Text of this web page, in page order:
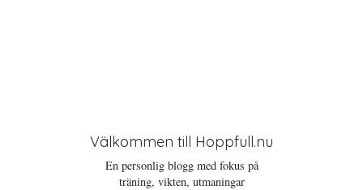
Välkommen till Hoppfull.nu
En personlig blogg med fokus på
träning, vikten, utmaningar